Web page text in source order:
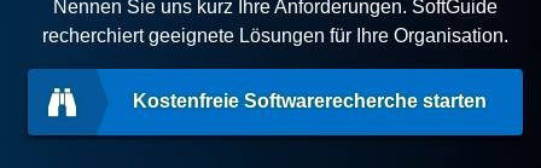
Nennen Sie uns kurz Ihre Anforderungen. SoftGuide
recherchiert geeignete Lösungen für Ihre Organisation.
Kostenfreie Softwarerecherche starten